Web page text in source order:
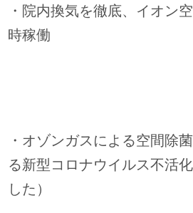
・院内換気を徹底、イオン
時稼働
・オゾンガスによる空間除
る新型コロナウイルス不活
した）